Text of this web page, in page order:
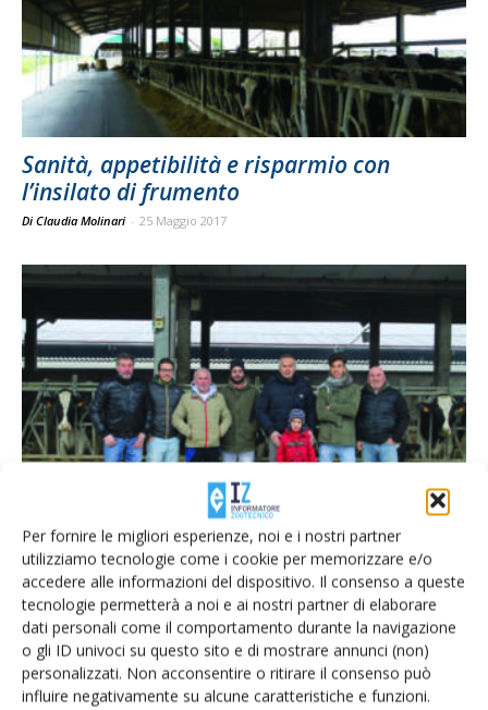
Per fornire le migliori esperienze, noi e i nostri partner
utilizziamo tecnologie come i cookie per memorizzare e/o
accedere alle informazioni del dispositivo. Il consenso a queste
tecnologie permetterà a noi e ai nostri partner di elaborare
dati personali come il comportamento durante la navigazione
o gli ID univoci su questo sito e di mostrare annunci (non)
personalizzati. Non acconsentire o ritirare il consenso può
influire negativamente su alcune caratteristiche e funzioni.
Sanità, appetibilità e risparmio con
l’insilato di frumento
Di Claudia Molinari - 25 Maggio 2017
Nuova rubrica IZ, “Le mie razioni”
DiGiorgio Setti 2 Gennaio 2017
E-magazine
Tecniche, prodotti e servizi dalle aziende